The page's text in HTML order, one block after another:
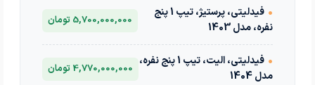
•
فیدلیتی، پرستیژ، تیپ 1 پنج
نفره، مدل 1403
5,700,000,000 تومان
•
فیدلیتی، الیت، تیپ 1 پنج نفره،
مدل 1404
4,770,000,000 تومان